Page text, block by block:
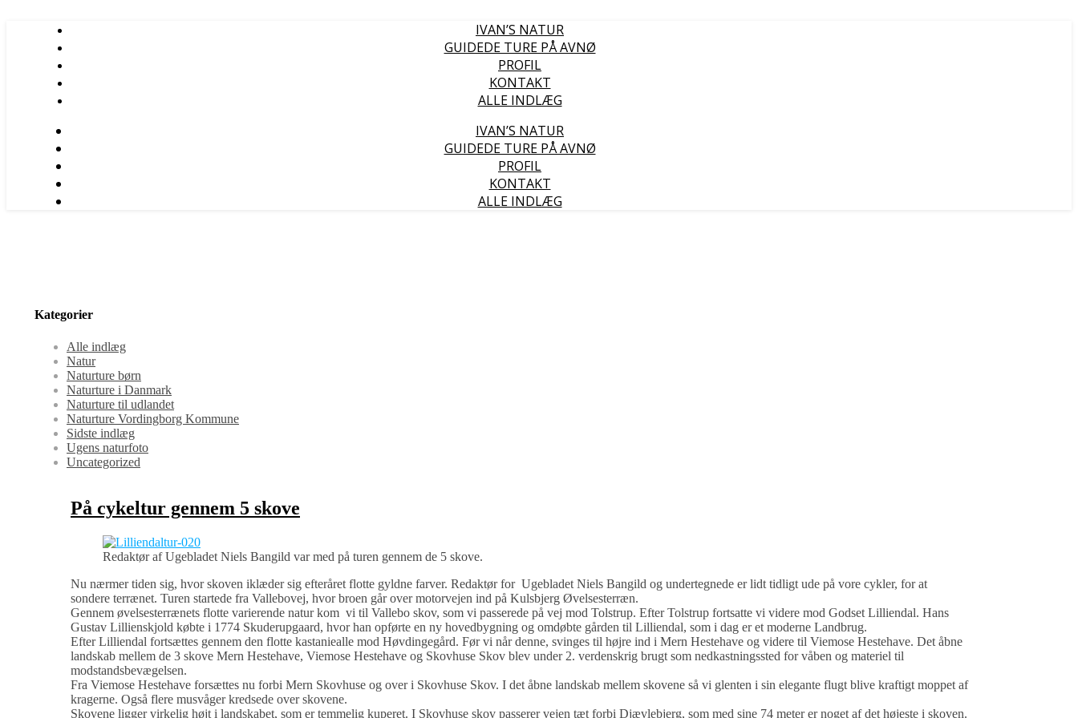
IVAN’S NATUR
GUIDEDE TURE PÅ AVNØ
PROFIL
KONTAKT
ALLE INDLÆG
IVAN’S NATUR
GUIDEDE TURE PÅ AVNØ
PROFIL
KONTAKT
ALLE INDLÆG
Kategorier
Alle indlæg
Natur
Naturture børn
Naturture i Danmark
Naturture til udlandet
Naturture Vordingborg Kommune
Sidste indlæg
Ugens naturfoto
Uncategorized
På cykeltur gennem 5 skove
Redaktør af Ugebladet Niels Bangild var med på turen gennem de 5 skove.
Nu nærmer tiden sig, hvor skoven iklæder sig efteråret flotte gyldne farver. Redaktør for Ugebladet Niels Bangild og undertegnede er lidt tidligt ude på vore cykler, for at
sondere terrænet. Turen startede fra Vallebovej, hvor broen går over motorvejen ind på Kulsbjerg Øvelsesterræn.
Gennem øvelsesterrænets flotte varierende natur kom vi til Vallebo skov, som vi passerede på vej mod Tolstrup. Efter Tolstrup fortsatte vi videre mod Godset Lilliendal. Hans
Gustav Lillienskjold købte i 1774 Skuderupgaard, hvor han opførte en ny hovedbygning og omdøbte gården til Lilliendal, som i dag er et moderne Landbrug.
Efter Lilliendal fortsættes gennem den flotte kastaniealle mod Høvdingegård. Før vi når denne, svinges til højre ind i Mern Hestehave og videre til Viemose Hestehave. Det åbne
landskab mellem de 3 skove Mern Hestehave, Viemose Hestehave og Skovhuse Skov blev under 2. verdenskrig brugt som nedkastningssted for våben og materiel til
modstandsbevægelsen.
Fra Viemose Hestehave forsættes nu forbi Mern Skovhuse og over i Skovhuse Skov. I det åbne landskab mellem skovene så vi glenten i sin elegante flugt blive kraftigt moppet af
kragerne. Også flere musvåger kredsede over skovene.
Skovene ligger virkelig højt i landskabet, som er temmelig kuperet. I Skovhuse skov passerer vejen tæt forbi Djævlebjerg, som med sine 74 meter er noget af det højeste i skoven.